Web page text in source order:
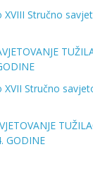
Stručno
Stručno
GODINE